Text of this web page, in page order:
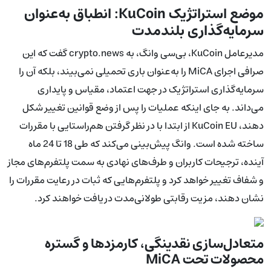
موضع استراتژیک KuCoin: انطباق به‌عنوان
سرمایه‌گذاری بلندمدت
مدیرعامل KuCoin، بی‌سی وانگ، به crypto.news گفت که این
صرافی اجرای MiCA را به‌عنوان باری تحمیلی نمی‌بیند، بلکه آن را
سرمایه‌گذاری استراتژیک در جهت اعتماد، مقیاس و پایداری
می‌داند. به جای اینکه عملیات را پس از وضع قوانین تغییر شکل
دهند، KuCoin EU از ابتدا با در نظر گرفتن هم‌راستایی با مقررات
ساخته شده است. وانگ پیش‌بینی می‌کند که طی 18 تا 24 ماه
آینده، ترجیحات کاربران و طرف‌های نهادی به سمت پلتفرم‌های مجاز
و شفاف تغییر خواهد کرد و پلتفرم‌هایی که ثبات در رعایت مقررات را
نشان دهند، مزیت رقابتی طولانی‌مدت دریافت خواهند کرد.
متعادل‌سازی نقدینگی، کارمزدها و گستره
محصولات تحت MiCA